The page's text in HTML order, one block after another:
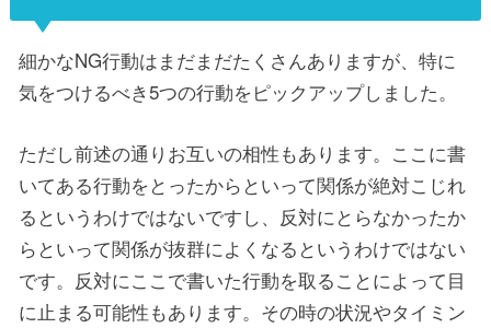
細かなNG行動はまだまだたくさんありますが、特に
気をつけるべき5つの行動をピックアップしました。
ただし前述の通りお互いの相性もあります。ここに書
いてある行動をとったからといって関係が絶対こじれ
るというわけではないですし、反対にとらなかったか
らといって関係が抜群によくなるというわけではない
です。反対にここで書いた行動を取ることによって目
に止まる可能性もあります。その時の状況やタイミン